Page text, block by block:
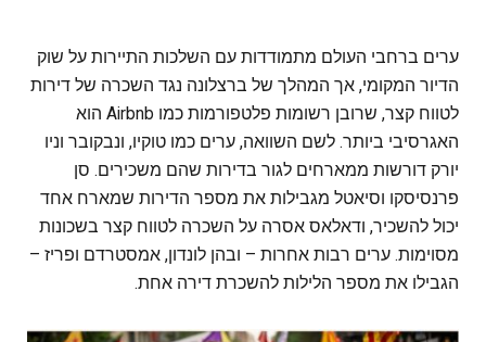
ערים ברחבי העולם מתמודדות עם השלכות התיירות על שוק
הדיור המקומי, אך המהלך של ברצלונה נגד השכרה של דירות
לטווח קצר, שרובן רשומות פלטפורמות כמו Airbnb הוא
האגרסיבי ביותר. לשם השוואה, ערים כמו טוקיו, ונבקובר וניו
יורק דורשות ממארחים לגור בדירות שהם משכירים. סן
פרנסיסקו וסיאטל מגבילות את מספר הדירות שמארח אחד
יכול להשכיר, ודאלאס אסרה על השכרה לטווח קצר בשכונות
מסוימות. ערים רבות אחרות – ובהן לונדון, אמסטרדם ופריז –
הגבילו את מספר הלילות להשכרת דירה אחת.